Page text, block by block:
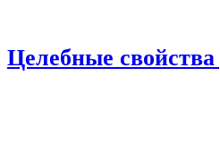
Целебные свойства